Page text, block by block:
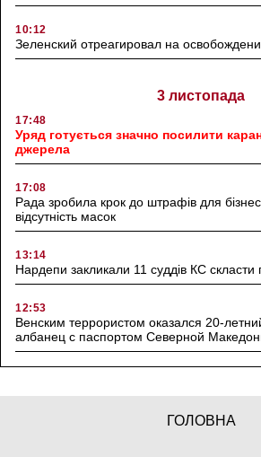
10:12
Зеленский отреагировал на
3 листопада
17:48
Уряд готується значно посилити
джерела
17:08
Рада зробила крок до штрафів для
відсутність масок
13:14
Нардепи закликали 11 суддів КС
12:53
Венским террористом оказался 20-
албанец с паспортом Северной
ГОЛОВНА